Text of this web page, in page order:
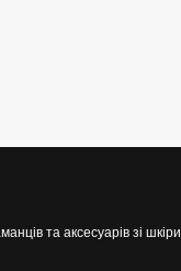
та аксесуарів зі шкіри